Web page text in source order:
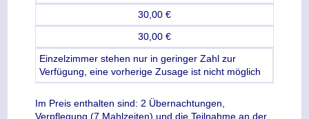
30,00 €
30,00 €
Einzelzimmer stehen nur in geringer Zahl zur
Verfügung, eine vorherige Zusage ist nicht möglich
Im Preis enthalten sind: 2 Übernachtungen,
Verpflegung (7 Mahlzeiten) und die Teilnahme an der